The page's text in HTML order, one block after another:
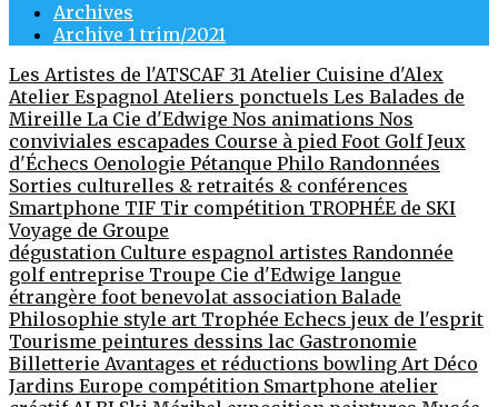
Archives
Archive 1 trim/2021
Les Artistes de l'ATSCAF 31 Atelier Cuisine d'Alex
Atelier Espagnol Ateliers ponctuels Les Balades de
Mireille La Cie d'Edwige Nos animations Nos
conviviales escapades Course à pied Foot GolfJeux
d'Échecs Oenologie Pétanque Philo Randonnées
Sorties culturelles & retraités & conférences
Smartphone TIF Tir compétition TROPHÉE de SKI
Voyage de Groupe
dégustation Culture espagnol artistes Randonnée
golf entreprise Troupe Cie d'Edwige langue
étrangère footbenevolat association Balade
Philosophie style art Trophée Echecs jeux de l'esprit
Tourisme peintures dessins lac Gastronomie
Billetterie Avantages et réductionsbowling Art Déco
Jardins Europe compétition Smartphone atelier